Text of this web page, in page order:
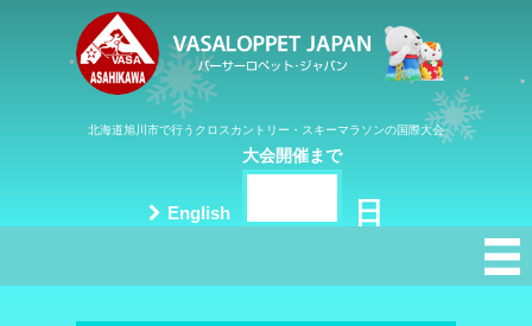
北海道旭川市で行うクロスカントリー・スキーマラソンの国際大会
English
大会開催まで
日